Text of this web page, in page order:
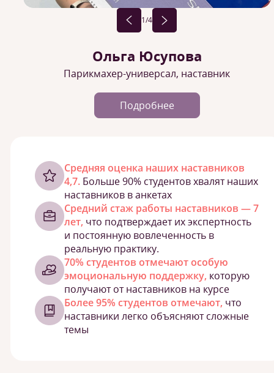
1/4
Ольга Юсупова
Парикмахер-универсал, наставник
Подробнее
Cредняя оценка наших наставников
4,7. Больше 90% студентов хвалят наших
наставников в анкетах
Средний стаж работы наставников — 7
лет, что подтверждает их экспертность
и постоянную вовлеченность в
реальную практику.
70% студентов отмечают особую
эмоциональную поддержку, которую
получают от наставников на курсе
Более 95% студентов отмечают, что
наставники легко объясняют сложные
темы